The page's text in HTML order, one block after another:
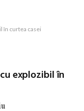
în curtea casei
explozibil în